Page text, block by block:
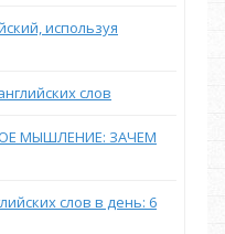
используя
слов
МЫШЛЕНИЕ: ЗАЧЕМ
слов в день: 6